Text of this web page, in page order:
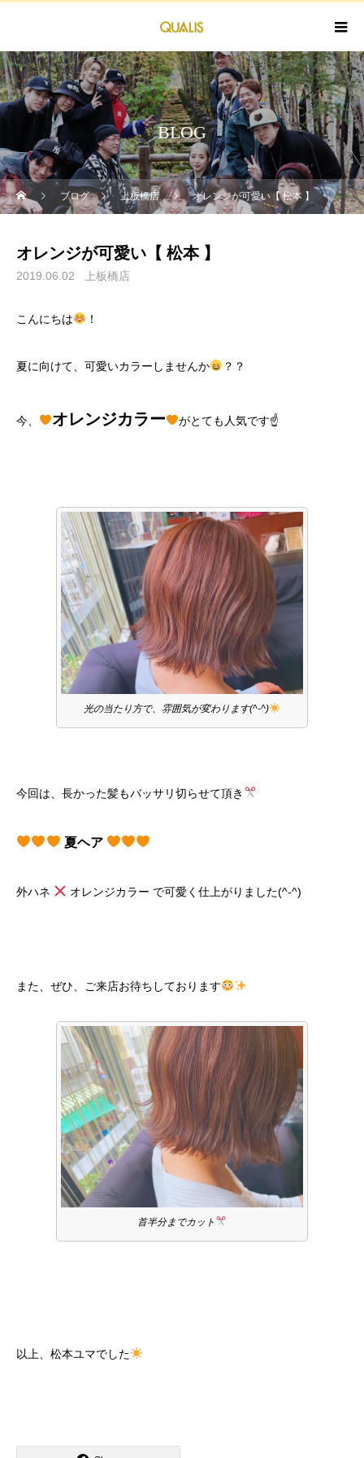
BLOG
ブログ 上板橋店 オレンジが可愛い【 松本 】
オレンジが可愛い【 松本 】
2019.06.02 上板橋店
こんにちは ！
夏に向けて、可愛いカラーしませんか ？？
今、 オレンジカラー がとても人気です☝
光の当たり方で、雰囲気が変わります(^-^)
今回は、長かった髪もバッサリ切らせて頂き
夏ヘア
外ハネ オレンジカラー で可愛く仕上がりました(^-^)
また、ぜひ、ご来店お待ちしております
首半分までカット
以上、松本ユマでした